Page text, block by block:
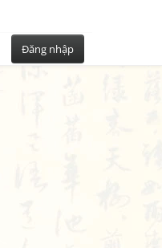
Đăng nhập